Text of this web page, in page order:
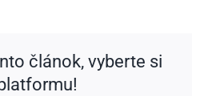
článok, vyberte si